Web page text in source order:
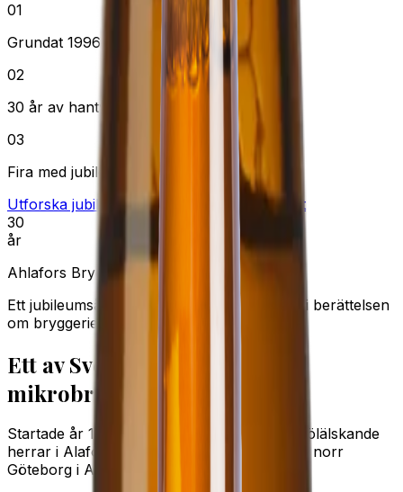
01
Grundat 1996 i Alafors
02
30 år av hantverk och gemenskap
03
Fira med jubileumsöl och event i Rulleriet
Utforska jubileumsölen
Se kommande event
30
år
Ahlafors Bryggerier
Ett jubileumsår att fira på plats, i glaset och i berättelsen
om bryggeriet.
Ett av Sveriges äldsta
mikrobryggerier
Startade år 1996 av ett gäng bastubadande ölälskande
herrar i Alafors – ett litet samhälle ca 2,5 mil norr
Göteborg i Ale kommun.